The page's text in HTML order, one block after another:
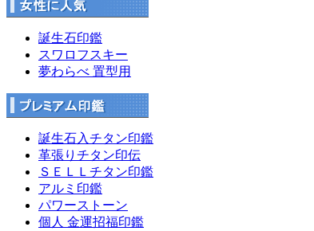
誕生石印鑑
スワロフスキー
夢わらべ 置型用
誕生石入チタン印鑑
革張りチタン印伝
ＳＥＬＬチタン印鑑
アルミ印鑑
パワーストーン
個人 金運招福印鑑